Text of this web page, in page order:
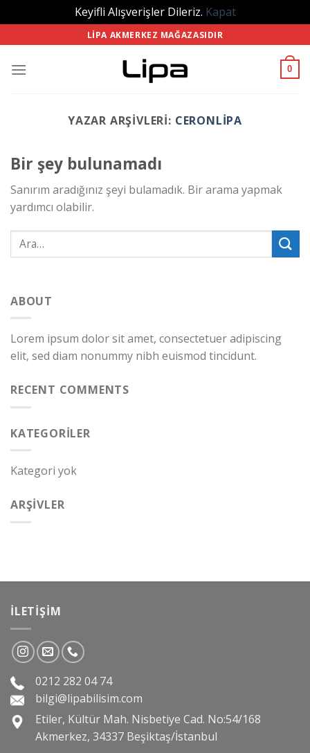
Keyifli Alışverişler Dileriz. Kapat
to
content
LIPA AKMERKEZ MAĞAZASIDIR
0
YAZAR ARŞIVLERI: CERONLIPA
Bir şey bulunamadı
Sanırım aradığınız şeyi bulamadık. Bir arama yapmak
yardımcı olabilir.
ABOUT
Lorem ipsum dolor sit amet, consectetuer adipiscing
elit, sed diam nonummy nibh euismod tincidunt.
RECENT COMMENTS
KATEGORILER
Kategori yok
ARŞIVLER
İLETIŞIM
0212 282 04 74
bilgi@lipabilisim.com
Etiler, Kültür Mah. Nisbetiye Cad. No:54/168
Akmerkez, 34337 Beşiktaş/İstanbul